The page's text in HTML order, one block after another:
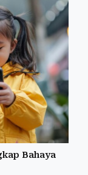
Bahaya